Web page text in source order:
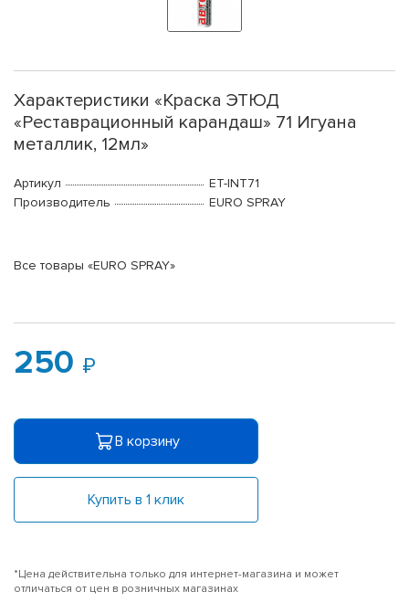
Характеристики «Краска ЭТЮД
«Реставрационный карандаш» 71 Игуана
металлик, 12мл»
Артикул
ET-INT71
Производитель
EURO SPRAY
Все товары «EURO SPRAY»
250
В корзину
Купить в 1 клик
*Цена действительна только для интернет-магазина и может
отличаться от цен в розничных магазинах